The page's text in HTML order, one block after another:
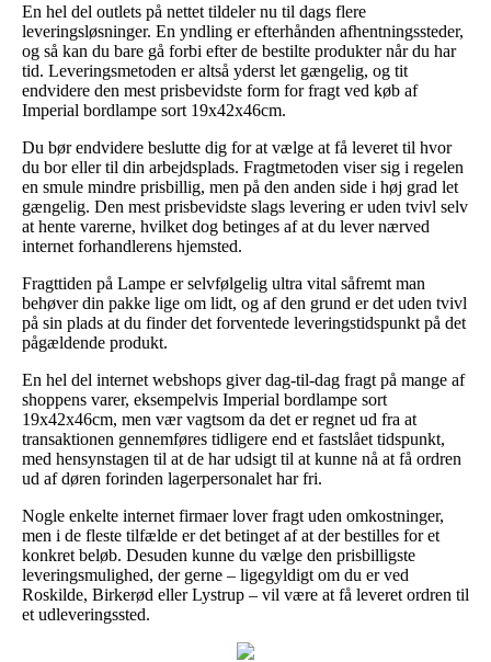
En hel del outlets på nettet tildeler nu til dags flere
leveringsløsninger. En yndling er efterhånden afhentningssteder,
og så kan du bare gå forbi efter de bestilte produkter når du har
tid. Leveringsmetoden er altså yderst let gængelig, og tit
endvidere den mest prisbevidste form for fragt ved køb af
Imperial bordlampe sort 19x42x46cm.
Du bør endvidere beslutte dig for at vælge at få leveret til hvor
du bor eller til din arbejdsplads. Fragtmetoden viser sig i regelen
en smule mindre prisbillig, men på den anden side i høj grad let
gængelig. Den mest prisbevidste slags levering er uden tvivl selv
at hente varerne, hvilket dog betinges af at du lever nærved
internet forhandlerens hjemsted.
Fragttiden på Lampe er selvfølgelig ultra vital såfremt man
behøver din pakke lige om lidt, og af den grund er det uden tvivl
på sin plads at du finder det forventede leveringstidspunkt på det
pågældende produkt.
En hel del internet webshops giver dag-til-dag fragt på mange af
shoppens varer, eksempelvis Imperial bordlampe sort
19x42x46cm, men vær vagtsom da det er regnet ud fra at
transaktionen gennemføres tidligere end et fastslået tidspunkt,
med hensynstagen til at de har udsigt til at kunne nå at få ordren
ud af døren forinden lagerpersonalet har fri.
Nogle enkelte internet firmaer lover fragt uden omkostninger,
men i de fleste tilfælde er det betinget af at der bestilles for et
konkret beløb. Desuden kunne du vælge den prisbilligste
leveringsmulighed, der gerne – ligegyldigt om du er ved
Roskilde, Birkerød eller Lystrup – vil være at få leveret ordren til
et udleveringssted.